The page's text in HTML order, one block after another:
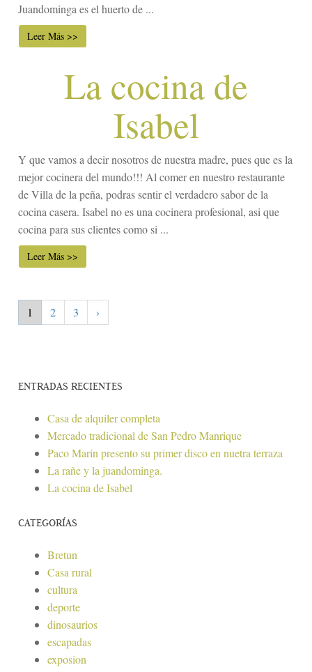
Juandominga es el huerto de ...
Leer Más >>
La cocina de
Isabel
Y que vamos a decir nosotros de nuestra madre, pues que es la
mejor cocinera del mundo!!! Al comer en nuestro restaurante
de Villa de la peña, podras sentir el verdadero sabor de la
cocina casera. Isabel no es una cocinera profesional, asi que
cocina para sus clientes como si ...
Leer Más >>
1 2 3 ›
ENTRADAS RECIENTES
Casa de alquiler completa
Mercado tradicional de San Pedro Manrique
Paco Marin presento su primer disco en nuetra terraza
La rañe y la juandominga.
La cocina de Isabel
CATEGORÍAS
Bretun
Casa rural
cultura
deporte
dinosaurios
escapadas
exposion